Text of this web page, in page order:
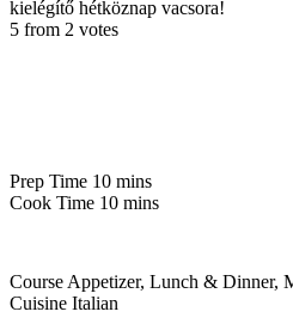
kielégítő hétköznap vacsora!
5 from 2 votes
Prep Time 10 mins
Cook Time 10 mins
Course Appetizer, Lunch & Dinner,
Cuisine Italian